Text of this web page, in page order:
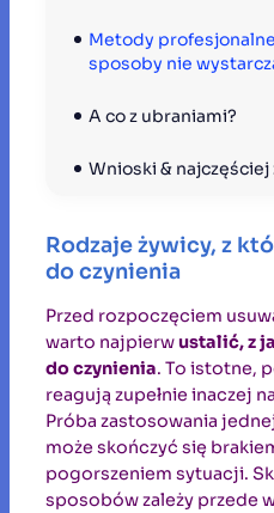
Metody
sposoby nie
A co z ubraniami?
Wnioski &
Rodzaje żywicy, z
do czynienia
Przed rozpoczęciem
warto najpierwustalić, z
do czynienia. To istotne,
reagują zupełnie inaczej
Próba zastosowania
może skończyć się
pogorszeniem sytuacji.
sposobów zależy przede